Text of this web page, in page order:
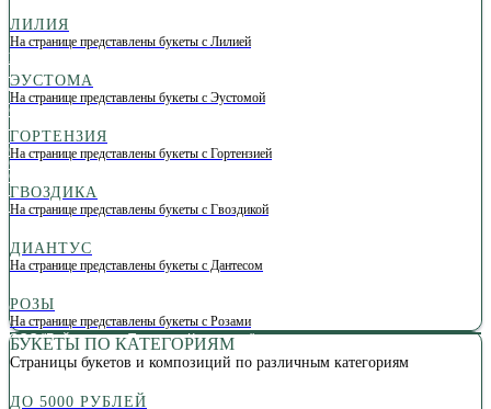
Уход
П артнёрам
Доставка
Контакты
С
истема лояльности
Монобукеты
Сразу в вазу
Сборные букеты
Оптовые цены
Букет невесты
Политика конфиденциальности
Сеть салонов цветов в Иркутске
© 2026 Money Roses
ООО "Байкальская Торговая Компания"
ИНН/ОГРН 3801126850/1133801004325
Юр.адрес: 664022, Иркутск, ул. Красных Мадьяр, д.27
ЛИЛИЯ
На странице представлены букеты с Лилией
ЭУСТОМА
На странице представлены букеты с Эустомой
ГОРТЕНЗИЯ
На странице представлены букеты с Гортензией
ГВОЗДИКА
На странице представлены букеты с Гвоздикой
ДИАНТУС
На странице представлены букеты с Дантесом
РОЗЫ
На странице представлены букеты с Розами
БУКЕТЫ ПО КАТЕГОРИЯМ
Страницы букетов и композиций по различным категориям
ДО 5000 РУБЛЕЙ